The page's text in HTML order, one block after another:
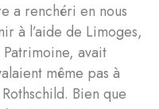
a renchéri en nous
à l’aide de Limoges,
avait
même pas à
Bien que